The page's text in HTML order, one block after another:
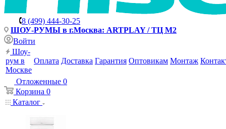
8 (499) 444-30-25
ШОУ-РУМЫ в г.Москва: ARTPLAY / ТЦ М2
Войти
Шоу-
рум в
Москве
Оплата Доставка Гарантия Оптовикам Монтаж
Отложенные 0
Корзина 0
Каталог